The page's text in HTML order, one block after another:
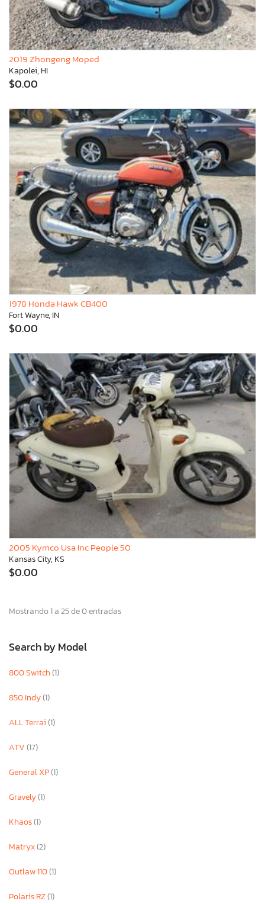
2019 Zhongeng Moped
Kapolei, HI
$0.00
1978 Honda Hawk CB400
Fort Wayne, IN
$0.00
2005 Kymco Usa Inc People 50
Kansas City, KS
$0.00
Mostrando 1 a 25 de 0 entradas
Search by Model
800 Switch(1)
850 Indy(1)
ALL Terrai(1)
ATV(17)
General XP(1)
Gravely(1)
Khaos(1)
Matryx(2)
Outlaw 110(1)
Polaris RZ(1)